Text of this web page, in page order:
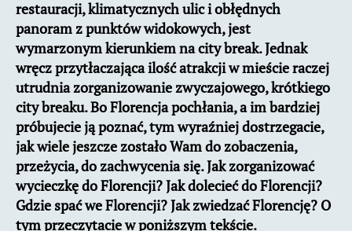
restauracji, klimatycznych ulic i obłędnych
panoram z punktów widokowych, jest
wymarzonym kierunkiem na city break. Jednak
wręcz przytłaczająca ilość atrakcji w mieście raczej
utrudnia zorganizowanie zwyczajowego, krótkiego
city breaku. Bo Florencja pochłania, a im bardziej
próbujecie ją poznać, tym wyraźniej dostrzegacie,
jak wiele jeszcze zostało Wam do zobaczenia,
przeżycia, do zachwycenia się. Jak zorganizować
wycieczkę do Florencji? Jak dolecieć do Florencji?
Gdzie spać we Florencji? Jak zwiedzać Florencję? O
tym przeczytacie w poniższym tekście.